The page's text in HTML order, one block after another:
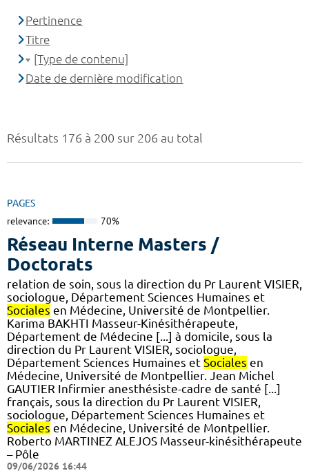
Résultats 176 à 200 sur 206 au total
PAGES
relevance: 70%
Réseau Interne Masters /
Doctorats
relation de soin, sous la direction du Pr Laurent VISIER,
sociologue, Département Sciences Humaines et
Sociales en Médecine, Université de Montpellier.
Karima BAKHTI Masseur-Kinésithérapeute,
Département de Médecine [...] à domicile, sous la
direction du Pr Laurent VISIER, sociologue,
Département Sciences Humaines et Sociales en
Médecine, Université de Montpellier. Jean Michel
GAUTIER Infirmier anesthésiste-cadre de santé [...]
français, sous la direction du Pr Laurent VISIER,
sociologue, Département Sciences Humaines et
Sociales en Médecine, Université de Montpellier.
Roberto MARTINEZ ALEJOS Masseur-kinésithérapeute
– Pôle
09/06/2026 16:44
Pertinence
Titre
[Type de contenu]
Date de dernière modification